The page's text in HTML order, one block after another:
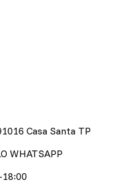
Casa Santa TP
WHATSAPP
18:00